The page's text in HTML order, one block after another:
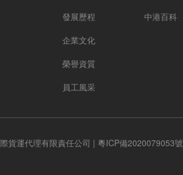
發展歷程
企業文化
榮譽資質
員工風采
中港百科
貨運代理有限責任公司 | 粵ICP備2020079053號